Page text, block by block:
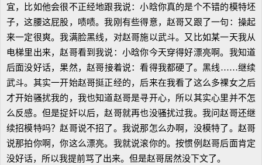
宜，比如他会很不正经地跟我说：小晗你真的是个不错的模特坯
子，这腰这屁股，啧啧。我刚有些得意，赵哥又跟了一句：操起
来一定很爽。我满脸黑线，对赵哥施以武斗。又比如某一天我从
电梯里出来，赵哥看到我说：小晗你今天穿得好漂亮啊。我知道
后面没好话，果然，赵哥接着说：看得我都硬了。黑线……继续
武斗。其实一开始赵哥挺正经的，后来在我看了这么多裸女之后
才开始骚扰我的，我也知道赵哥是寻开心，所以其实心里并不怎
么反感。但是捉奸以后，赵哥就再也没骚扰过我。我问赵哥还继
续招模特吗？赵哥说不招了。我说那怎么办啊，没模特了。赵哥
说那拍你啊，你这么漂亮。我就说滚你的。按惯例赵哥后面肯定
没好话，所以我提前骂了出来。但是赵哥居然没下文了。